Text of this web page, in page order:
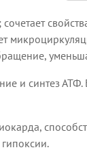
и синтез